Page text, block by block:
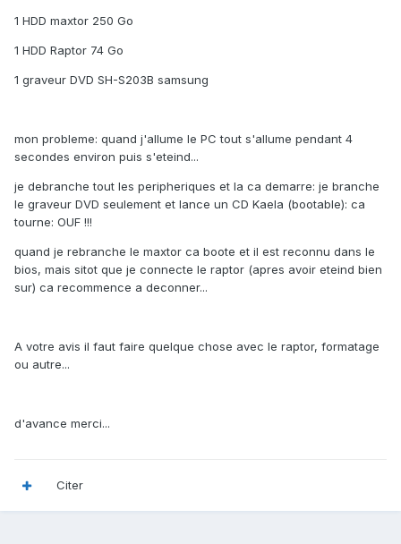
1 HDD maxtor 250 Go
1 HDD Raptor 74 Go
1 graveur DVD SH-S203B samsung
mon probleme: quand j'allume le PC tout s'allume pendant 4
secondes environ puis s'eteind...
je debranche tout les peripheriques et la ca demarre: je branche
le graveur DVD seulement et lance un CD Kaela (bootable): ca
tourne: OUF !!!
quand je rebranche le maxtor ca boote et il est reconnu dans le
bios, mais sitot que je connecte le raptor (apres avoir eteind bien
sur) ca recommence a deconner...
A votre avis il faut faire quelque chose avec le raptor, formatage
ou autre...
d'avance merci...
Citer